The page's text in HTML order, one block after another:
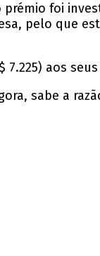
prémio foi
pelo que
7.225) aos
sabe a